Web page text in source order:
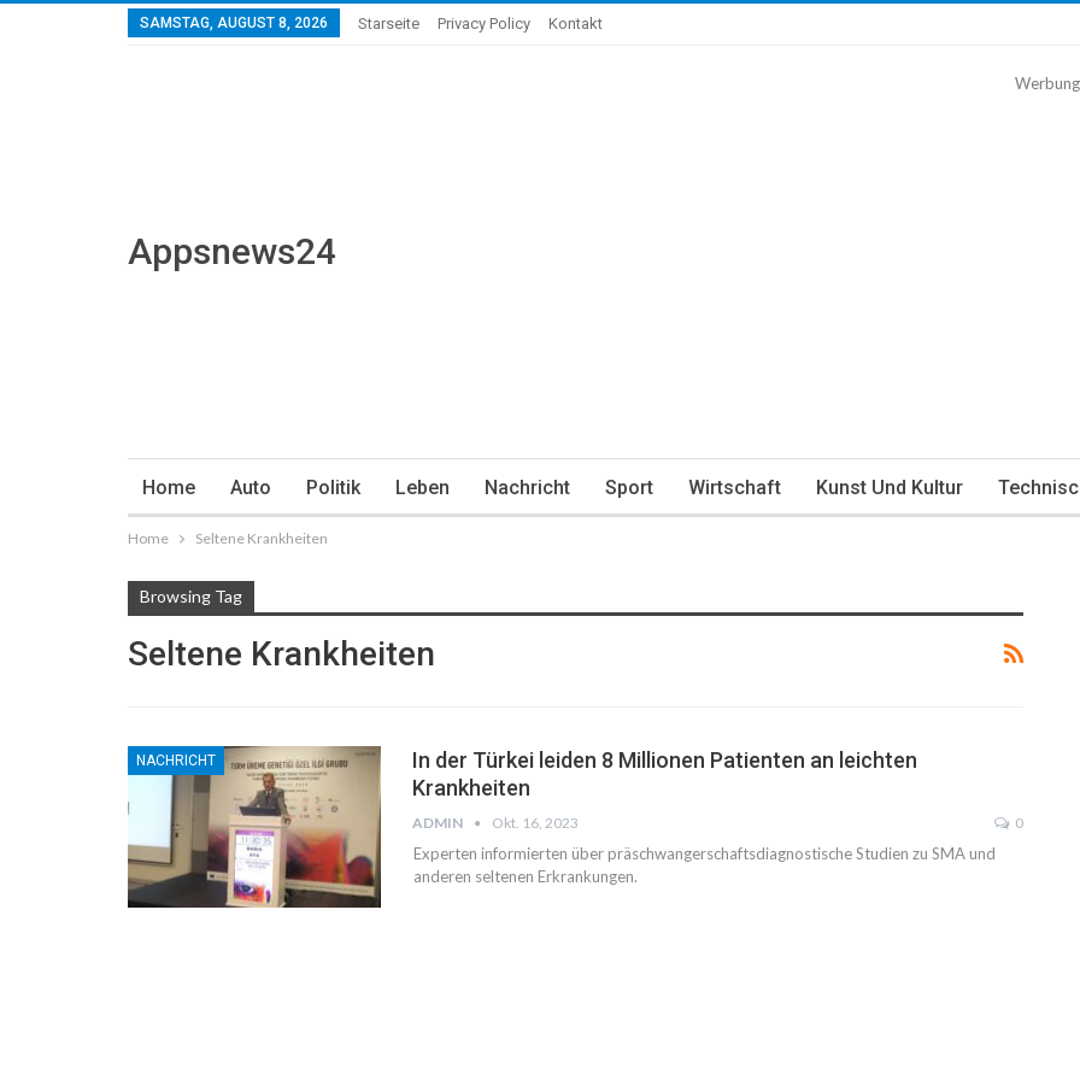
SAMSTAG, AUGUST 8, 2026 Starseite Privacy Policy Kontakt
Appsnews24
Werbung
Home Auto Politik Leben Nachricht Sport Wirtschaft Kunst Und Kultur
Home Seltene Krankheiten
Browsing Tag
Seltene Krankheiten
NACHRICHT
In der Türkei leiden 8 Millionen Patienten an leichten
Krankheiten
ADMIN Okt. 16, 2023 0
Experten informierten über präschwangerschaftsdiagnostische Studien zu SMA und
anderen seltenen Erkrankungen.